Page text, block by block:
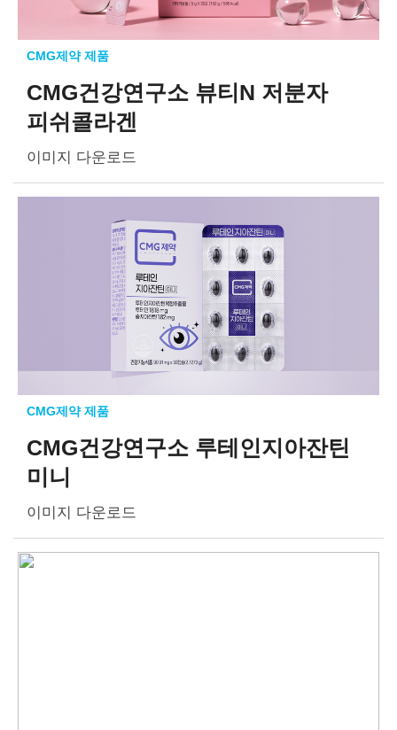
CMG제약 제품
CMG건강연구소 뷰티N 저분자
피쉬콜라겐
이미지 다운로드
CMG제약 제품
CMG건강연구소 루테인지아잔틴
미니
이미지 다운로드